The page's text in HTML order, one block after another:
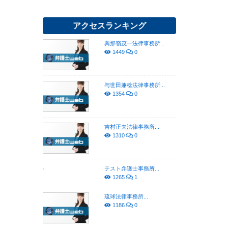
アクセスランキング
與那嶺茂一法律事務所...
1449
0
与世田兼稔法律事務所...
1354
0
吉村正夫法律事務所...
1310
0
テスト弁護士事務所...
1265
1
琉球法律事務所...
1186
0